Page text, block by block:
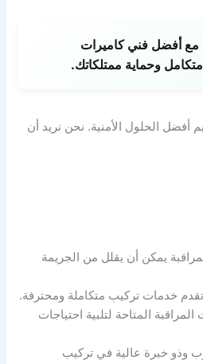
مع أفضل فني كاميرات
وحماية ممتلكاتك.
أفضل الحلول الأمنية. نحن نريد أن
يمكن أن يقلل من الجريمة
خدمات تركيب متكاملة ومحترفة.
المراقبة المتاحة لتلبية احتياجات
وذو خبرة عالية في تركيب